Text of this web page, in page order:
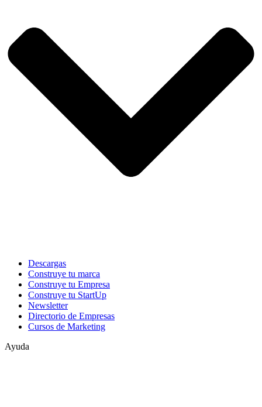
Descargas
Construye tu marca
Construye tu Empresa
Construye tu StartUp
Newsletter
Directorio de Empresas
Cursos de Marketing
Ayuda